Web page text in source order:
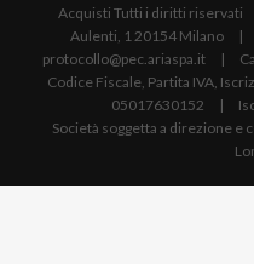
Acquisti Tutti i diritti
Aulenti, 1 20154 Milano
protocollo@pec.ariaspa.it |
Codice Fiscale, Partita IVA,
05017630152 |
Società soggetta a direzione e